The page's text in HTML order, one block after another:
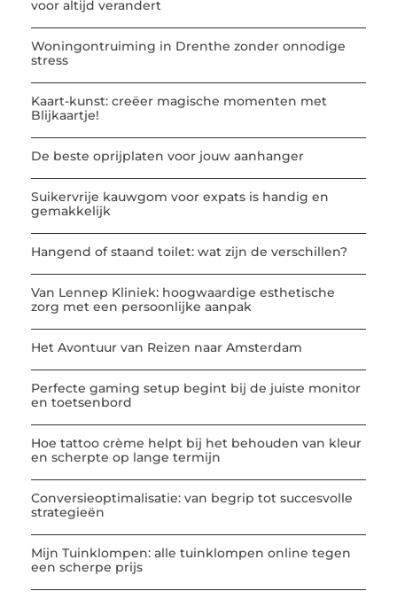
voor altijd verandert
Woningontruiming in Drenthe zonder onnodige
stress
Kaart-kunst: creëer magische momenten met
Blijkaartje!
De beste oprijplaten voor jouw aanhanger
Suikervrije kauwgom voor expats is handig en
gemakkelijk
Hangend of staand toilet: wat zijn de verschillen?
Van Lennep Kliniek: hoogwaardige esthetische
zorg met een persoonlijke aanpak
Het Avontuur van Reizen naar Amsterdam
Perfecte gaming setup begint bij de juiste monitor
en toetsenbord
Hoe tattoo crème helpt bij het behouden van kleur
en scherpte op lange termijn
Conversieoptimalisatie: van begrip tot succesvolle
strategieën
Mijn Tuinklompen: alle tuinklompen online tegen
een scherpe prijs